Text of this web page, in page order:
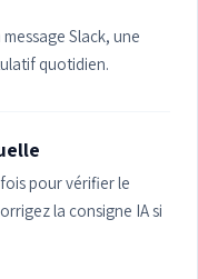
Slack, une
quotidien.
pour vérifier le
la consigne IA si